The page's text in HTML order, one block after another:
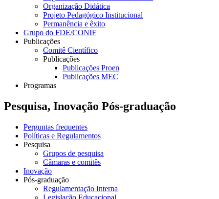
Organização Didática
Projeto Pedagógico Institucional
Permanência e êxito
Grupo do FDE/CONIF
Publicações
Comitê Científico
Publicações
Publicações Proen
Publicações MEC
Programas
Pesquisa, Inovação Pós-graduação
Perguntas frequentes
Políticas e Regulamentos
Pesquisa
Grupos de pesquisa
Câmaras e comitês
Inovação
Pós-graduação
Regulamentação Interna
Legislação Educacional